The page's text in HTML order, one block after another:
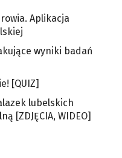
Aplikacja
wyniki badań
[QUIZ]
lubelskich
[ZDJĘCIA, WIDEO]